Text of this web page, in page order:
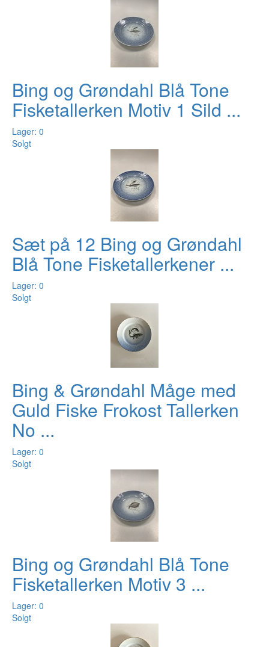
Bing og Grøndahl Blå Tone
Fisketallerken Motiv 1 Sild ...
Lager: 0
Solgt
Sæt på 12 Bing og Grøndahl
Blå Tone Fisketallerkener ...
Lager: 0
Solgt
Bing & Grøndahl Måge med
Guld Fiske Frokost Tallerken
No ...
Lager: 0
Solgt
Bing og Grøndahl Blå Tone
Fisketallerken Motiv 3 ...
Lager: 0
Solgt